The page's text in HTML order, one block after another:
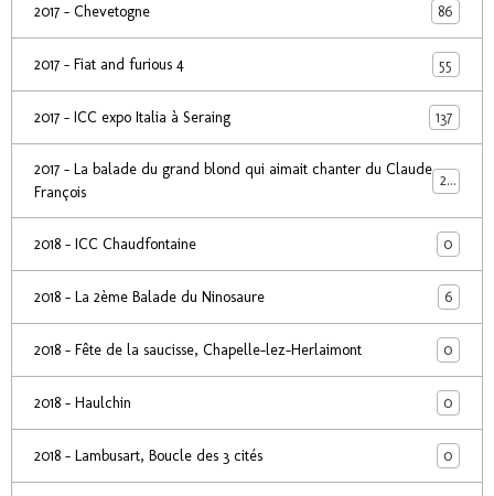
2017 - Chevetogne 86
2017 - Fiat and furious 4 55
2017 - ICC expo Italia à Seraing 137
2017 - La balade du grand blond qui aimait chanter du Claude
François
24
2018 - ICC Chaudfontaine 0
2018 - La 2ème Balade du Ninosaure 6
2018 - Fête de la saucisse, Chapelle-lez-Herlaimont 0
2018 - Haulchin 0
2018 - Lambusart, Boucle des 3 cités 0